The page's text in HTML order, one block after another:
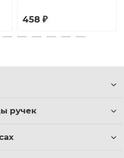
458 ₽
ручек